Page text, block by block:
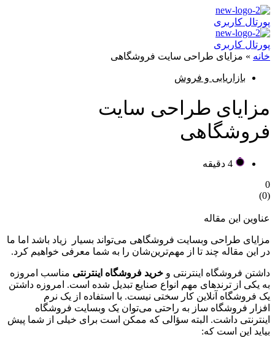
پورتال کاربری
پورتال کاربری
خانه » مزایای طراحی سایت فروشگاهی
بازاریابی و فروش
مزایای طراحی سایت
فروشگاهی
4 دقیقه
0
(
0
)
عناوین این مقاله
مزایای طراحی وبسایت فروشگاهی می‌تواند بسیار زیاد باشد اما ما
در این مقاله چند تا از مهم‌ترین‌شان را به شما معرفی خواهیم کرد.
داشتن فروشگاه اینترنتی و خرید فروشگاه اینترنتی مناسب امروزه
به یکی از ترندهای مهم انواع صنایع تبدیل شده است. امروزه داشتن
یک فروشگاه آنلاین کار سختی نیست. با استفاده از یک نرم
افزار فروشگاه ساز به راحتی می‌توان یک وبسایت فروشگاه
اینترنتی داشت. البته سؤالی که ممکن است برای خیلی از شما پیش
بیاید این است که: